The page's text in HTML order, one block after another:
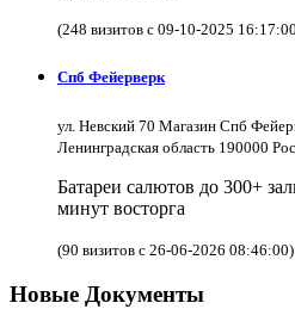
(248 визитов с 09-10-2025
Спб Фейерверк
ул. Невский 70 Магазин Спб
Ленинградская область 190000
Батареи салютов до 300+
минут восторга
(90 визитов с 26-06-2026 08:46:00)
Новые Документы